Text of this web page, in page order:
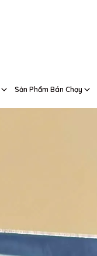
Sản Phẩm Bán Chạy